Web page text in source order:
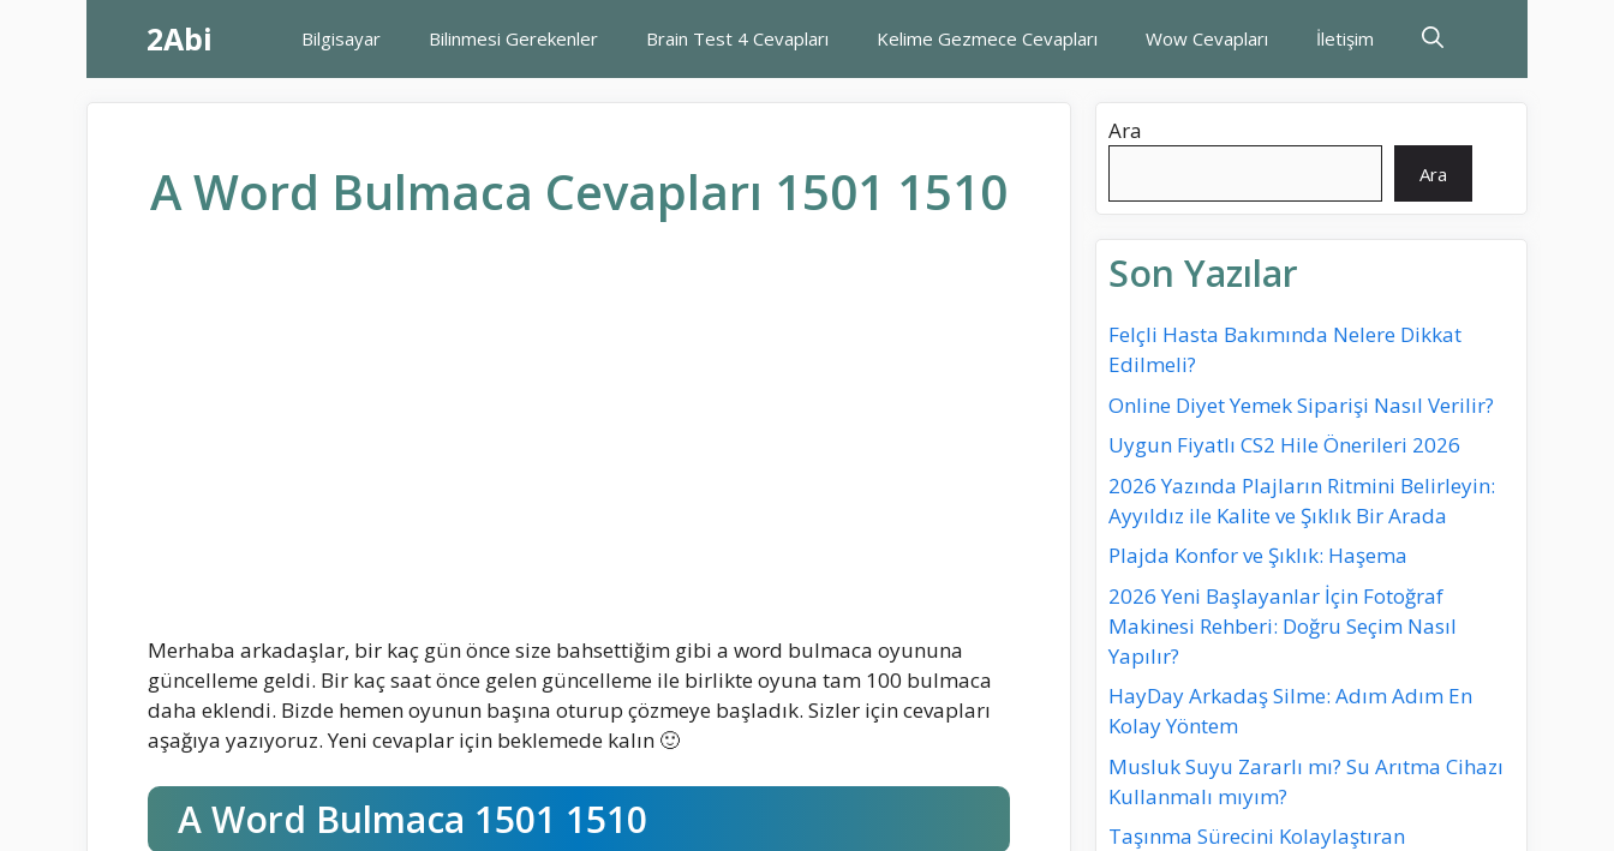
2Abi Bilgisayar Bilinmesi Gerekenler Brain Test 4 Cevapları Kelime Gezmece Cevapları Wow Cevapları İletişim
A Word Bulmaca Cevapları 1501 1510
Merhaba arkadaşlar, bir kaç gün önce size bahsettiğim gibi a word bulmaca oyununa
güncelleme geldi. Bir kaç saat önce gelen güncelleme ile birlikte oyuna tam 100 bulmaca
daha eklendi. Bizde hemen oyunun başına oturup çözmeye başladık. Sizler için cevapları
aşağıya yazıyoruz. Yeni cevaplar için beklemede kalın 🙂
A Word Bulmaca 1501 1510
Ara
Ara
Son Yazılar
Felçli Hasta Bakımında Nelere Dikkat
Edilmeli?
Online Diyet Yemek Siparişi Nasıl Verilir?
Uygun Fiyatlı CS2 Hile Önerileri 2026
2026 Yazında Plajların Ritmini Belirleyin:
Ayyıldız ile Kalite ve Şıklık Bir Arada
Plajda Konfor ve Şıklık: Haşema
2026 Yeni Başlayanlar İçin Fotoğraf
Makinesi Rehberi: Doğru Seçim Nasıl
Yapılır?
HayDay Arkadaş Silme: Adım Adım En
Kolay Yöntem
Musluk Suyu Zararlı mı? Su Arıtma Cihazı
Kullanmalı mıyım?
Taşınma Sürecini Kolaylaştıran